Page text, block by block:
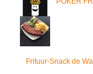
Frituur-Snack de